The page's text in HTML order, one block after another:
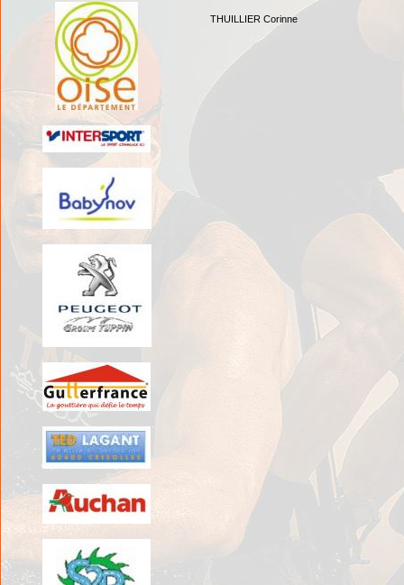
THUILLIER Corinne